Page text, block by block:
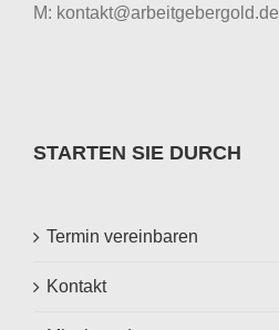
M: kontakt@arbeitgebergold.de
STARTEN SIE DURCH
Termin vereinbaren
Kontakt